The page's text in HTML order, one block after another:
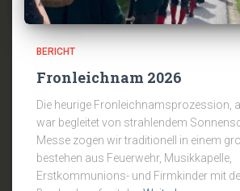
BERICHT
Fronleichnam 2026
Die heurige Fronleichnamsprozession,
war begleitet von strahlendem
Messe zogen wir traditionell in einem
bestehen aus Feuerwehr, Musikkapelle,
Erstkommunions- und Firmkinder mit